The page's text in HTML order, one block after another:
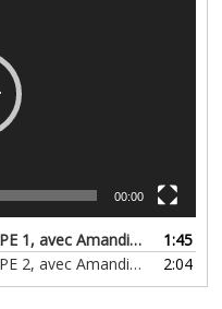
00:00
Amandine Etelage
1:45
Amandine Etelage 2:04